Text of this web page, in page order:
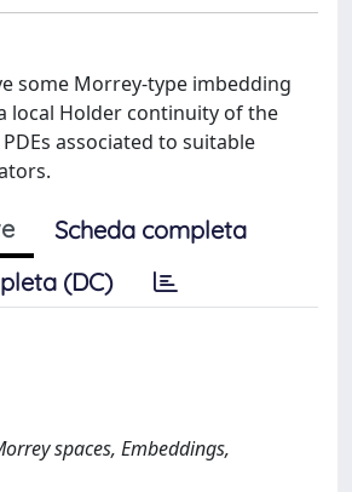
some Morrey-type imbedding
local Holder continuity of the
associated to suitable
Scheda completa
(DC)
spaces, Embeddings,